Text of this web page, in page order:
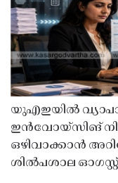
യുഎഇയിൽ
ഇൻവോയ്സിങ്
ഒഴിവാക്കാൻ
ശിൽപശാല